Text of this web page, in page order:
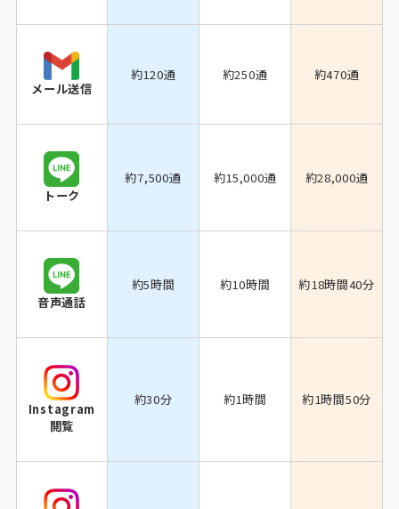
メール送信
約120通 約250通 約470通
トーク
約7,500通 約15,000通 約28,000通
音声通話
約5時間 約10時間 約18時間40分
Instagram
閲覧
約30分 約1時間 約1時間50分